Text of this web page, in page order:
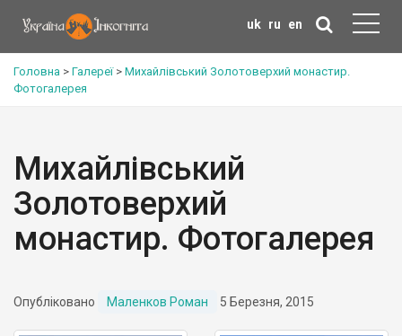
uk ru en
Головна > Галереї> Михайлівський Золотоверхий монастир.
Фотогалерея
Михайлівський
Золотоверхий
монастир. Фотогалерея
Опубліковано Маленков Роман 5 Березня, 2015